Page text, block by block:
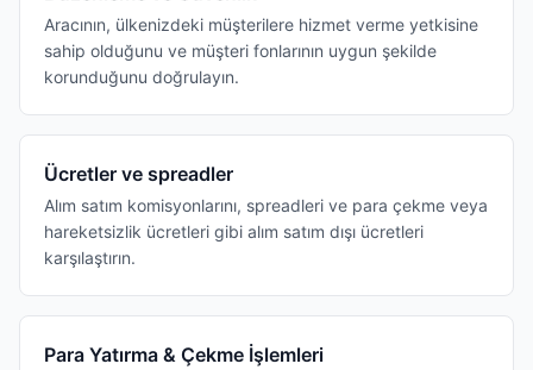
Aracının, ülkenizdeki müşterilere hizmet verme yetkisine
sahip olduğunu ve müşteri fonlarının uygun şekilde
korunduğunu doğrulayın.
Ücretler ve spreadler
Alım satım komisyonlarını, spreadleri ve para çekme veya
hareketsizlik ücretleri gibi alım satım dışı ücretleri
karşılaştırın.
Para Yatırma & Çekme İşlemleri